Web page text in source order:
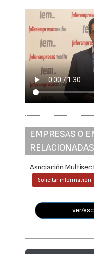
EMPRESAS O
RELACIONADAS
Asociación
Solicitar información
ver/